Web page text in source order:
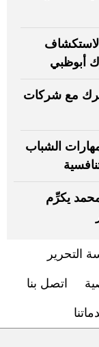
لاستكشاف
أبوظبي
مع شركات
الشباب
يكرِّم
التحرير
اتصل بنا